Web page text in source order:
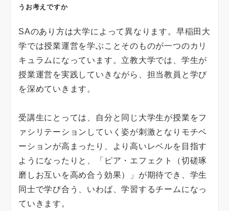
うお考えですか
SAのあり方は大学によって異なります。早稲田大
学では授業運営を学ぶことそのものが一つのカリ
キュラムになっています。立教大学では、学生が
授業運営を実践していきながら、担当教員と学び
を深めていきます。
受講生にとっては、自分と同じ大学生が授業をフ
ァシリテーションしていく姿が刺激となりモチベ
ーションが高まったり、より高いレベルを目指す
ようになったりと、「ピア・エフェクト（切磋琢
磨しお互いを高め合う効果）」が期待でき、学生
同士で学び合う、いわば、学習するチームになっ
ていきます。